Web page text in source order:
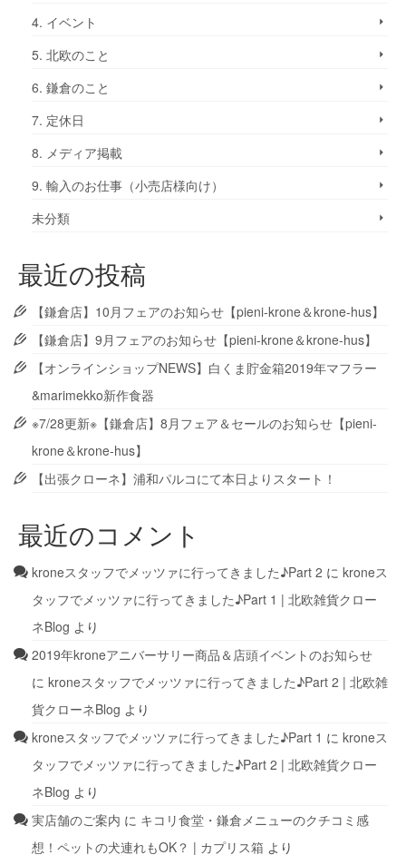
4. イベント
5. 北欧のこと
6. 鎌倉のこと
7. 定休日
8. メディア掲載
9. 輸入のお仕事（小売店様向け）
未分類
最近の投稿
【鎌倉店】10月フェアのお知らせ【pieni-krone＆krone-hus】
【鎌倉店】9月フェアのお知らせ【pieni-krone＆krone-hus】
【オンラインショップNEWS】白くま貯金箱2019年マフラー
&marimekko新作食器
※7/28更新※【鎌倉店】8月フェア＆セールのお知らせ【pieni-
krone＆krone-hus】
【出張クローネ】浦和パルコにて本日よりスタート！
最近のコメント
kroneスタッフでメッツァに行ってきました♪Part 2 に kroneス
タッフでメッツァに行ってきました♪Part 1 | 北欧雑貨クロー
ネBlog より
2019年kroneアニバーサリー商品＆店頭イベントのお知らせ
に kroneスタッフでメッツァに行ってきました♪Part 2 | 北欧雑
貨クローネBlog より
kroneスタッフでメッツァに行ってきました♪Part 1 に kroneス
タッフでメッツァに行ってきました♪Part 2 | 北欧雑貨クロー
ネBlog より
実店舗のご案内 に キコリ食堂・鎌倉メニューのクチコミ感
想！ペットの犬連れもOK？ | カプリス箱 より